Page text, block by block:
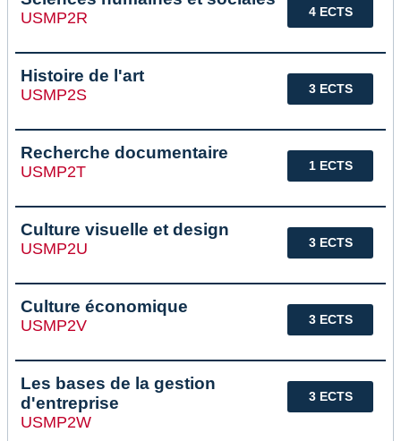
4 ECTS
USMP2R
3 ECTS
Histoire de l'art
USMP2S
1 ECTS
Recherche documentaire
USMP2T
3 ECTS
Culture visuelle et design
USMP2U
3 ECTS
Culture économique
USMP2V
3 ECTS
Les bases de la gestion
d'entreprise
USMP2W